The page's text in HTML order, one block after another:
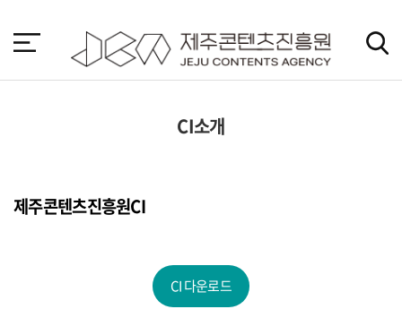
바
가
CI소개
제주콘텐츠진흥원CI
CI 다운로드